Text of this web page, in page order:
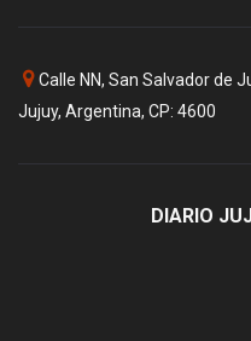
Calle NN, San Salvador de
Jujuy, Argentina, CP: 4600
DIARIO